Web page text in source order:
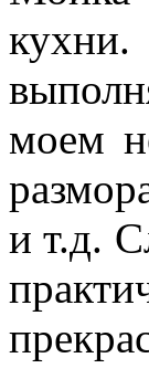
моем
и т.д.